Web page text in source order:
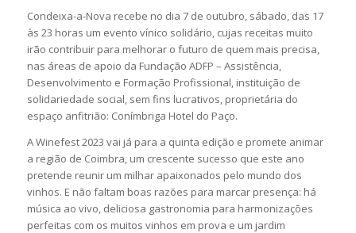
Condeixa-a-Nova recebe no dia 7 de outubro, sábado, das 17
às 23 horas um evento vínico solidário, cujas receitas muito
irão contribuir para melhorar o futuro de quem mais precisa,
nas áreas de apoio da Fundação ADFP – Assistência,
Desenvolvimento e Formação Profissional, instituição de
solidariedade social, sem fins lucrativos, proprietária do
espaço anfitrião: Conímbriga Hotel do Paço.
A Winefest 2023 vai já para a quinta edição e promete animar
a região de Coimbra, um crescente sucesso que este ano
pretende reunir um milhar apaixonados pelo mundo dos
vinhos. E não faltam boas razões para marcar presença: há
música ao vivo, deliciosa gastronomia para harmonizações
perfeitas com os muitos vinhos em prova e um jardim